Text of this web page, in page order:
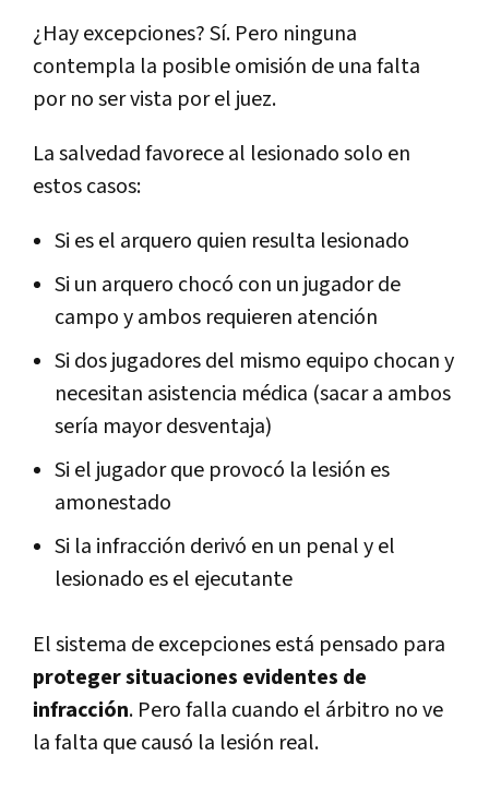
¿Hay excepciones? Sí. Pero ninguna
contempla la posible omisión de una falta
por no ser vista por el juez.
La salvedad favorece al lesionado solo en
estos casos:
Si es el arquero quien resulta lesionado
Si un arquero chocó con un jugador de
campo y ambos requieren atención
Si dos jugadores del mismo equipo chocan y
necesitan asistencia médica (sacar a ambos
sería mayor desventaja)
Si el jugador que provocó la lesión es
amonestado
Si la infracción derivó en un penal y el
lesionado es el ejecutante
El sistema de excepciones está pensado para
proteger situaciones evidentes de
infracción. Pero falla cuando el árbitro no ve
la falta que causó la lesión real.